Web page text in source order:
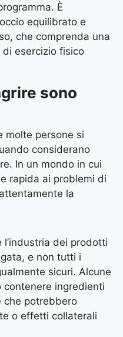
È
equilibrato e
che comprenda una
esercizio fisico
sono
molte persone si
considerano
In un mondo in cui
rapida ai problemi di
la
l’industria dei prodotti
e non tutti i
sicuri. Alcune
contenere ingredienti
che potrebbero
o effetti collaterali